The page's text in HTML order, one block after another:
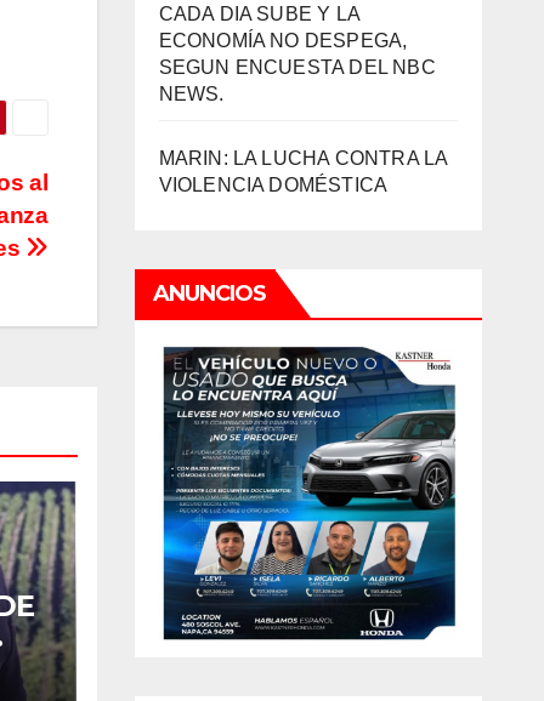
al
CADA DIA SUBE Y LA
ECONOMÍA NO DESPEGA,
SEGUN ENCUESTA DEL NBC
NEWS.
MARIN: LA LUCHA CONTRA LA
VIOLENCIA DOMÉSTICA
ANUNCIOS